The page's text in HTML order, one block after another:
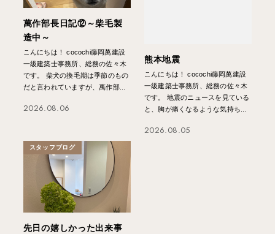
萬作部長日記⑫～柴毛製
造中～
こんにちは！ cocochi藤岡萬建設
一級建築士事務所、総務の佐々木
です。 柴犬の換毛期は季節のもの
だと言われていますが、萬作部...
2026.08.06
熊本地震
こんにちは！ cocochi藤岡萬建設
一級建築士事務所、総務の佐々木
です。 地震のニュースを見ている
と、胸が痛くなるような気持ち...
2026.08.05
スタッフブログ
先日の嬉しかった出来事